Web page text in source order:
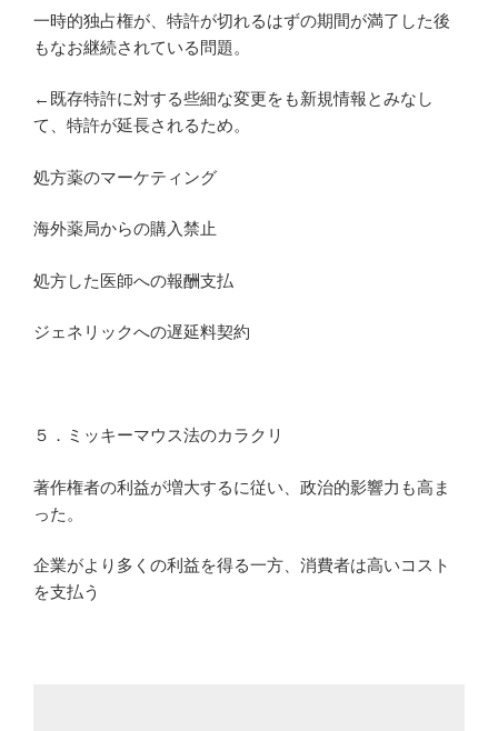
一時的独占権が、特許が切れるはずの期間が満了した後
もなお継続されている問題。
←既存特許に対する些細な変更をも新規情報とみなし
て、特許が延長されるため。
処方薬のマーケティング
海外薬局からの購入禁止
処方した医師への報酬支払
ジェネリックへの遅延料契約
５．ミッキーマウス法のカラクリ
著作権者の利益が増大するに従い、政治的影響力も高ま
った。
企業がより多くの利益を得る一方、消費者は高いコスト
を支払う